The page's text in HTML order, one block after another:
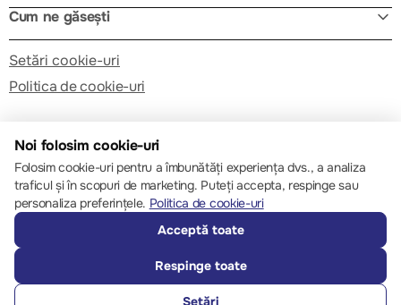
Cum ne găsești
Setări cookie-uri
Politica de cookie-uri
© 2013 – 2026 ECOM
Noi folosim cookie-uri
Folosim cookie-uri pentru a îmbunătăți experiența dvs., a analiza
traficul și în scopuri de marketing. Puteți accepta, respinge sau
personaliza preferințele. Politica de cookie-uri
Acceptă toate
Respinge toate
Setări